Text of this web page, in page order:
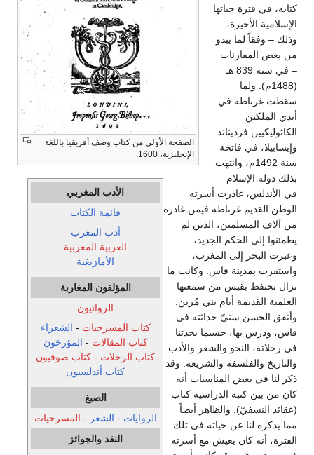
الصفحة الأولى من كتاب وصف أفريقيا باللغة
الإنجليزية، 1600.
الأدب المغربي
قائمة الكتاب
أدب المغرب
العربية المغربية
الأمازيغية
المؤلفون المغاربة
الروائيون
كتاب المسرحيات - الشعراء
كتاب المقالات - المؤرخون
كتاب الرحلات - كتاب صوفيون
كتاب أندلسيون
الصيغ
الروايات - الشعر - المسرحيات
النقد والجوائز
كتابه، في فترة حياتها
الإسلامية الأخيرة،
وذلك – وفقاً لما يبدو
من بعض المقارنات
– في سنة 839 هـ
(1488م). ولما
سقطت غرناطة في
أيدي الملكين
الكاثوليكيين فرديناند
وإيسابيلا، في فاتحة
سنة 1492م، وانتهت
بذلك دولة الإسلام
في الأندلس، غادرت أسرته
الوطن القديم غرناطة فيمن غادره
من آلاف المسلمين، الذين لم
يطمئنوا إلى الحكم الجديد،
وعبرت البحر إلى المغرب،
واستقرت بمدينة فاس. وكانت ما
تزال تحتفظ بقبس من سمعتها
العلمية القديمة أيام بني مُرين.
وأنفق الحسن سنيّ حداثته في
فاس، ودرس بها، حسبما يحدثنا
في رحلاته، النحو والشعر والأدب
والتاريخ والفلسفة والشريعة. وقد
ذكر لنا في بعض المناسبات أنه
كان من بين كتبه الدراسية كتاب
(عقائد النسفيّ). والظاهر أيضاً
مما يذكره لنا عن حياته في تلك
الفترة، أنه كان يعيش مع أسرته